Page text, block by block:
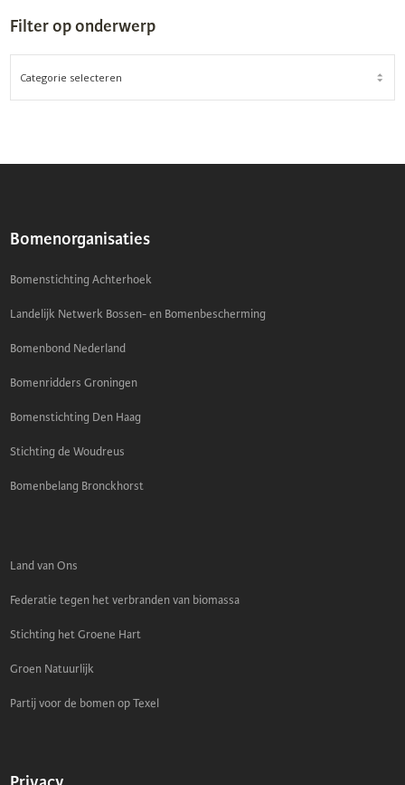
Filter op onderwerp
FILTER
ONDERWERP
Bomenorganisaties
Bomenstichting Achterhoek
Landelijk Netwerk Bossen- en Bomenbescherming
Bomenbond Nederland
Bomenridders Groningen
Bomenstichting Den Haag
Stichting de Woudreus
Bomenbelang Bronckhorst
Land van Ons
Federatie tegen het verbranden van biomassa
Stichting het Groene Hart
Groen Natuurlijk
Partij voor de bomen op Texel